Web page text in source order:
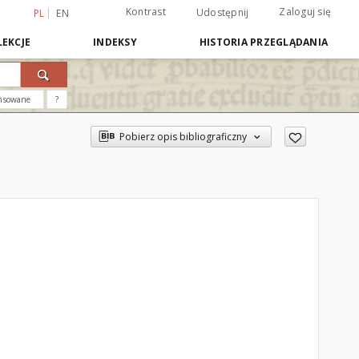
PL EN Kontrast Udostępnij Zaloguj się
INDEKSY HISTORIA PRZEGLĄDANIA
?
Pobierz opis bibliograficzny